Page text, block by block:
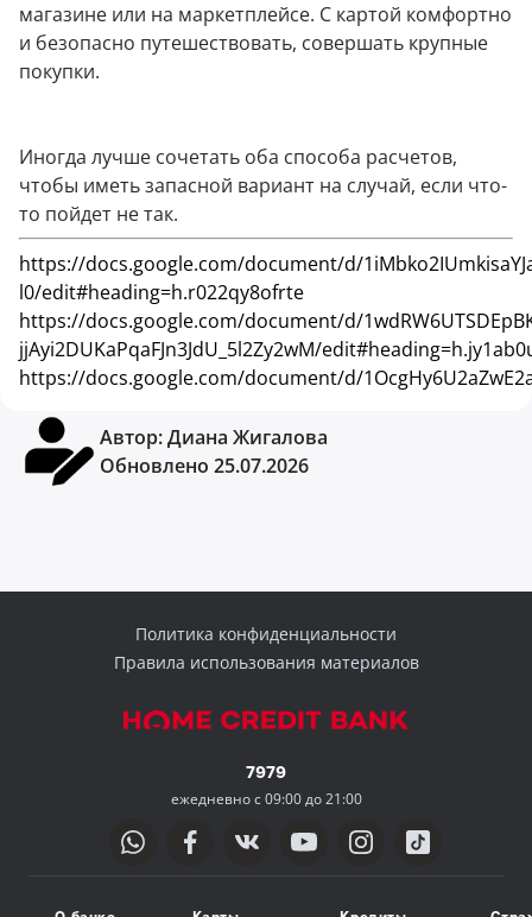
магазине или на маркетплейсе. С картой комфортно
и безопасно путешествовать, совершать крупные
покупки.
Иногда лучше сочетать оба способа расчетов,
чтобы иметь запасной вариант на случай, если что-
то пойдет не так.
https://docs.google.com/document/d/
l0/edit#heading=h.r022qy8ofrte
https://docs.google.com/document/d/
jjAyi2DUKaPqaFJn3JdU_5l2Zy2wM/
https://docs.google.com/document/d/
Автор:Диана Жигалова
Обновлено 25.07.2026
Политика конфиденциальности
Правила использования материалов
7979
ежедневно с 09:00 до 21:00